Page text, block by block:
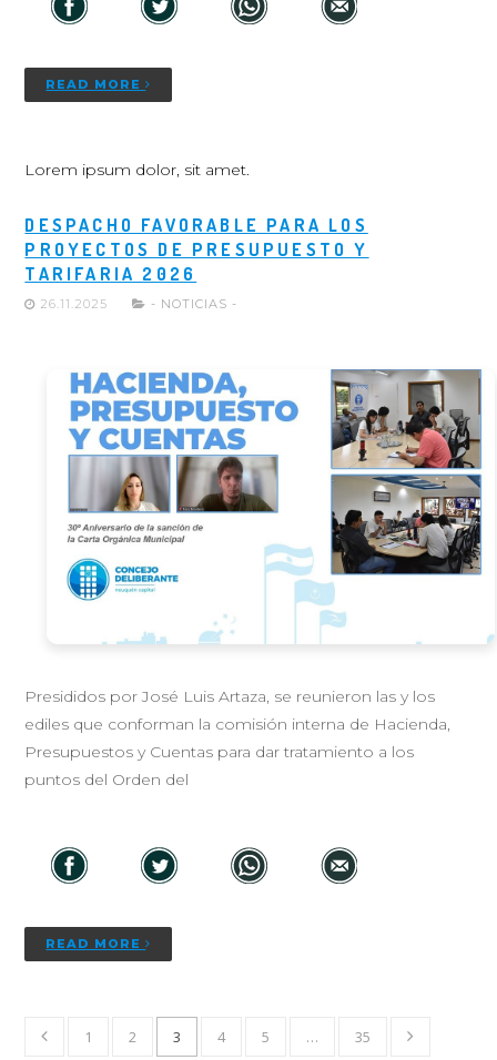
READ MORE
Lorem ipsum dolor, sit amet.
DESPACHO FAVORABLE PARA LOS
PROYECTOS DE PRESUPUESTO Y
TARIFARIA 2026
26.11.2025 - NOTICIAS -
Presididos por José Luis Artaza, se reunieron las y los
ediles que conforman la comisión interna de Hacienda,
Presupuestos y Cuentas para dar tratamiento a los
puntos del Orden del
READ MORE
1 2 3 4 5 … 35